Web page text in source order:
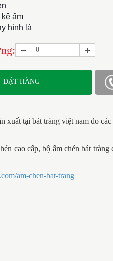
ấm
hình lá
ĐẶT HÀNG
xuất tại bát tràng việt nam do
cao cấp, bộ ấm chén bát tràng
am-chen-bat-trang